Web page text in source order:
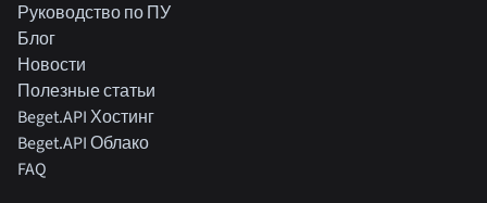
Руководство по ПУ
Блог
Новости
Полезные статьи
Beget.API Хостинг
Beget.API Облако
FAQ